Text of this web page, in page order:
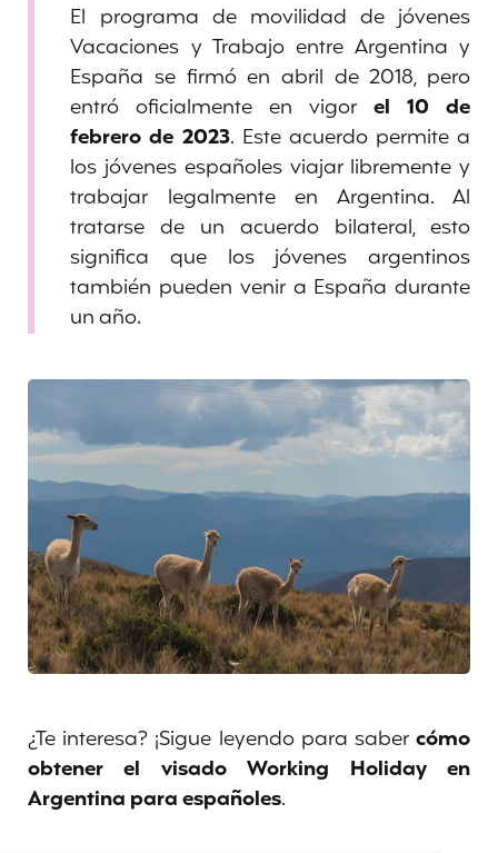
El programa de movilidad de jóvenes
Vacaciones y Trabajo entre Argentina y
España se firmó en abril de 2018, pero
entró oficialmente en vigorel 10 de
febrero de 2023. Este acuerdo permite a
los jóvenes españoles viajar libremente y
trabajar legalmente en Argentina. Al
tratarse de un acuerdo bilateral, esto
significa que los jóvenes argentinos
también pueden venir a España durante
un año.
¿Te interesa? ¡Sigue leyendo para saber cómo
obtener el visado Working Holiday en
Argentina para españoles.